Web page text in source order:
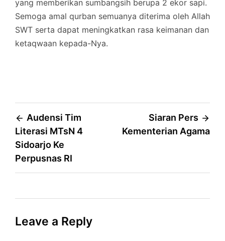
yang memberikan sumbangsih berupa 2 ekor sapi.
Semoga amal qurban semuanya diterima oleh Allah
SWT serta dapat meningkatkan rasa keimanan dan
ketaqwaan kepada-Nya.
Post
navigation
Audensi Tim
Literasi MTsN 4
Sidoarjo Ke
Perpusnas RI
Siaran Pers
Kementerian Agama
Leave a Reply